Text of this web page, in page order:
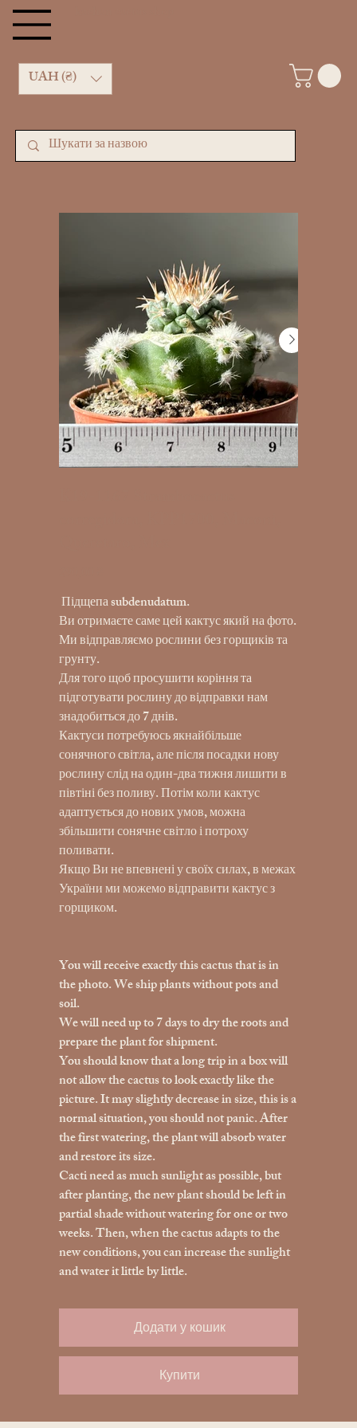
UAH (₴)
Підщепа subdenudatum.
Ви отримаєте саме цей кактус який на фото.
Ми відправляємо рослини без горщиків та
грунту.
Для того щоб просушити коріння та
підготувати рослину до відправки нам
знадобиться до 7 днів.
Кактуси потребуюсь якнайбільше
сонячного світла, але після посадки нову
рослину слід на один-два тижня лишити в
півтіні без поливу. Потім коли кактус
адаптується до нових умов, можна
збільшити сонячне світло і потроху
поливати.
Якщо Ви не впевнені у своїх силах, в межах
України ми можемо відправити кактус з
горщиком.
You will receive exactly this cactus that is in
the photo. We ship plants without pots and
soil.
We will need up to 7 days to dry the roots and
prepare the plant for shipment.
You should know that a long trip in a box will
not allow the cactus to look exactly like the
picture. It may slightly decrease in size, this is a
normal situation, you should not panic. After
the first watering, the plant will absorb water
and restore its size.
Cacti need as much sunlight as possible, but
after planting, the new plant should be left in
partial shade without watering for one or two
weeks. Then, when the cactus adapts to the
new conditions, you can increase the sunlight
and water it little by little.
Додати у кошик
Купити